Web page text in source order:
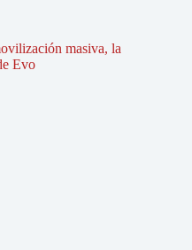
masiva, la
Evo